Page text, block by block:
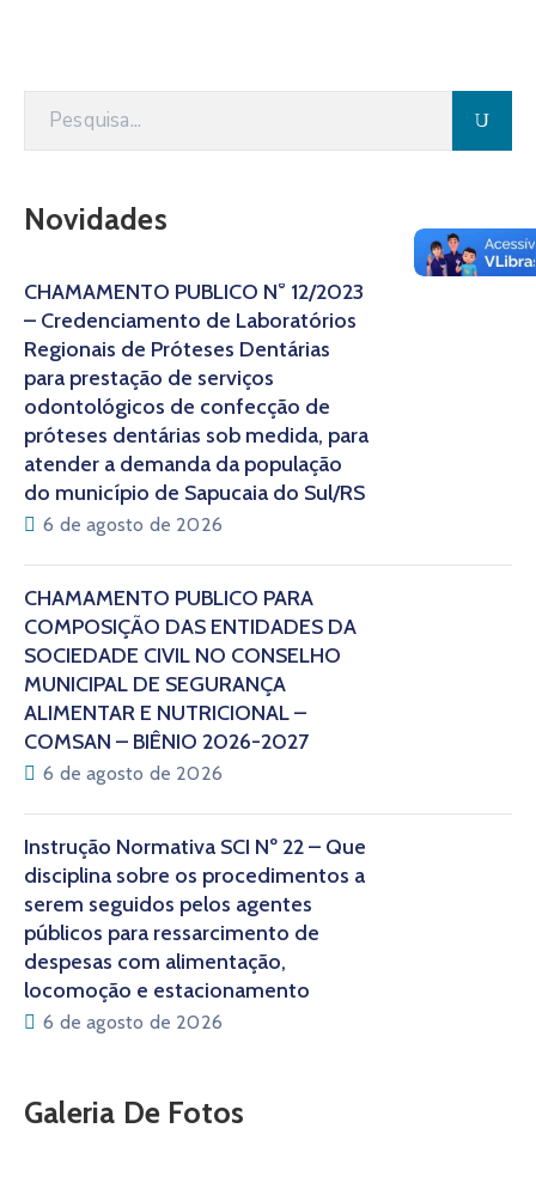
Novidades
CHAMAMENTO PÚBLICO N° 12/2023
– Credenciamento de Laboratórios
Regionais de Próteses Dentárias
para prestação de serviços
odontológicos de confecção de
próteses dentárias sob medida, para
atender a demanda da população
do município de Sapucaia do Sul/RS
6 de agosto de 2026
CHAMAMENTO PÚBLICO PARA
COMPOSIÇÃO DAS ENTIDADES DA
SOCIEDADE CIVIL NO CONSELHO
MUNICIPAL DE SEGURANÇA
ALIMENTAR E NUTRICIONAL –
COMSAN – BIÊNIO 2026-2027
6 de agosto de 2026
Instrução Normativa SCI Nº 22 – Que
disciplina sobre os procedimentos a
serem seguidos pelos agentes
públicos para ressarcimento de
despesas com alimentação,
locomoção e estacionamento
6 de agosto de 2026
Galeria De Fotos